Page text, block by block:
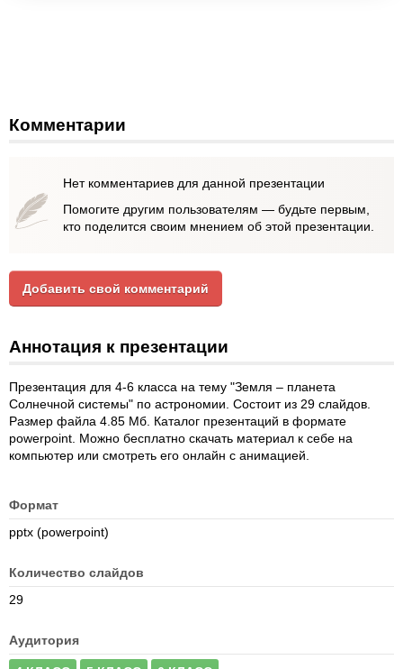
Комментарии
Нет комментариев для данной презентации
Помогите другим пользователям — будьте первым,
кто поделится своим мнением об этой презентации.
Добавить свой комментарий
Аннотация к презентации
Презентация для 4-6 класса на тему "Земля – планета
Солнечной системы" по астрономии. Состоит из 29 слайдов.
Размер файла 4.85 Мб. Каталог презентаций в формате
powerpoint. Можно бесплатно скачать материал к себе на
компьютер или смотреть его онлайн с анимацией.
Формат
pptx (powerpoint)
Количество слайдов
29
Аудитория